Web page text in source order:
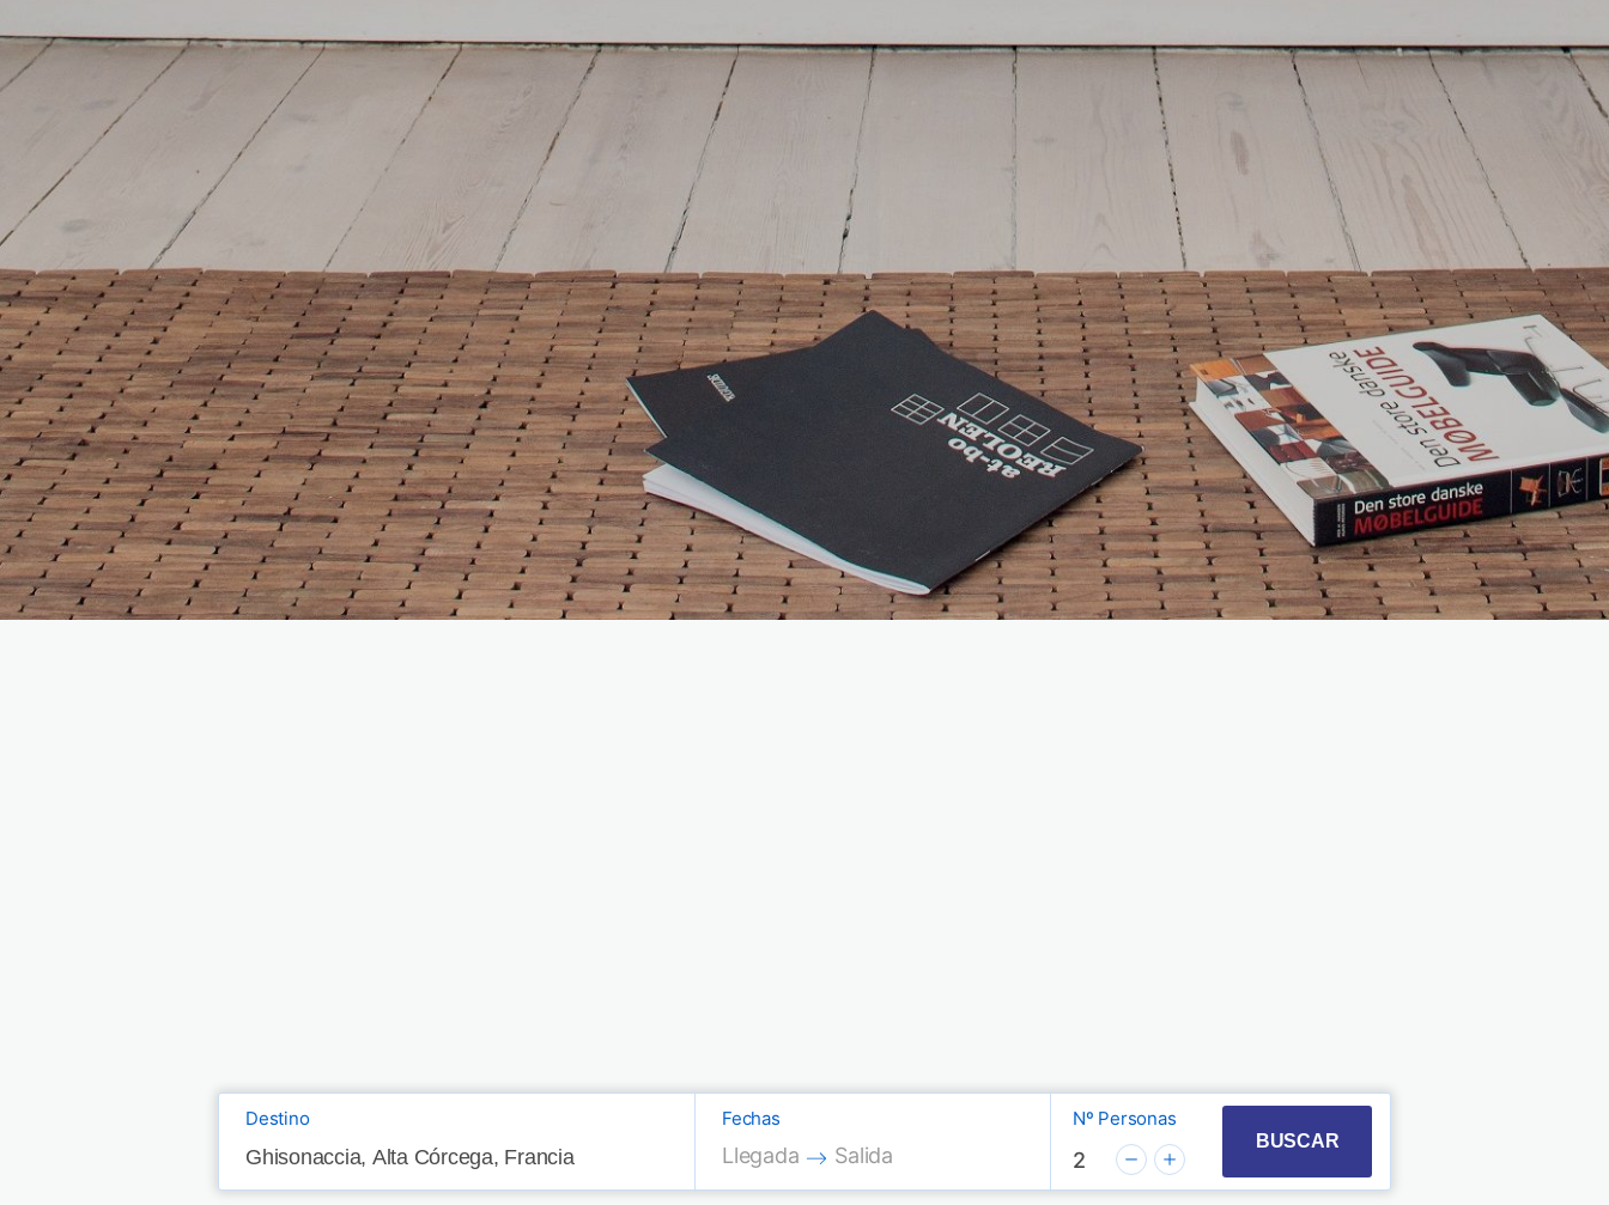
Destino Fechas
Press the down arrow key to interact with the calendar and select a date. Press the
Llegada
Press the down arrow key to interact with the calendar and select a date.
Salida
Nº Personas
2
BUSCAR